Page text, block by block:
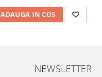
ADAUGA IN COS
NEWSLETTER